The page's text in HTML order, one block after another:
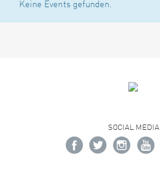
Keine Events gefunden.
SOCIAL MEDIA